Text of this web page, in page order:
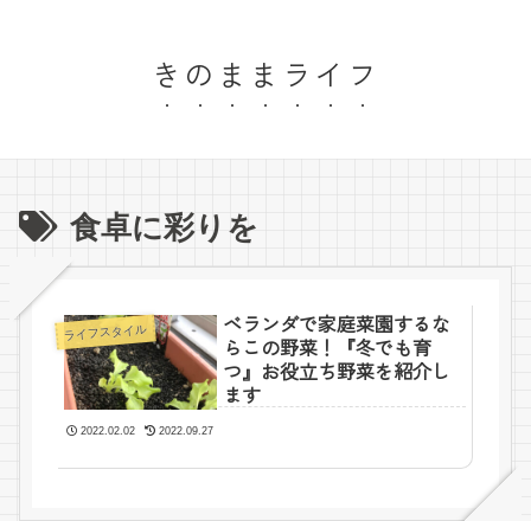
きのままライフ
食卓に彩りを
ライフスタイル
ベランダで家庭菜園するな
らこの野菜！『冬でも育
つ』お役立ち野菜を紹介し
ます
2022.02.02 2022.09.27